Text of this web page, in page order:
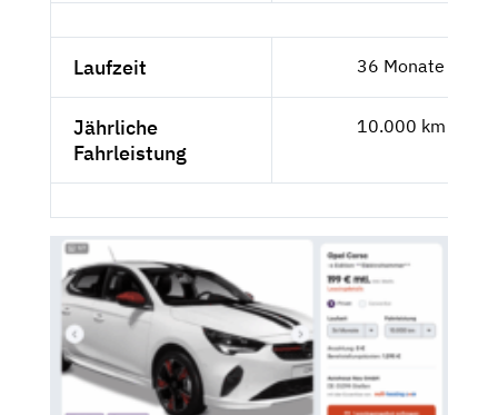
Laufzeit 36 Monate
Jährliche
Fahrleistung
10.000 km